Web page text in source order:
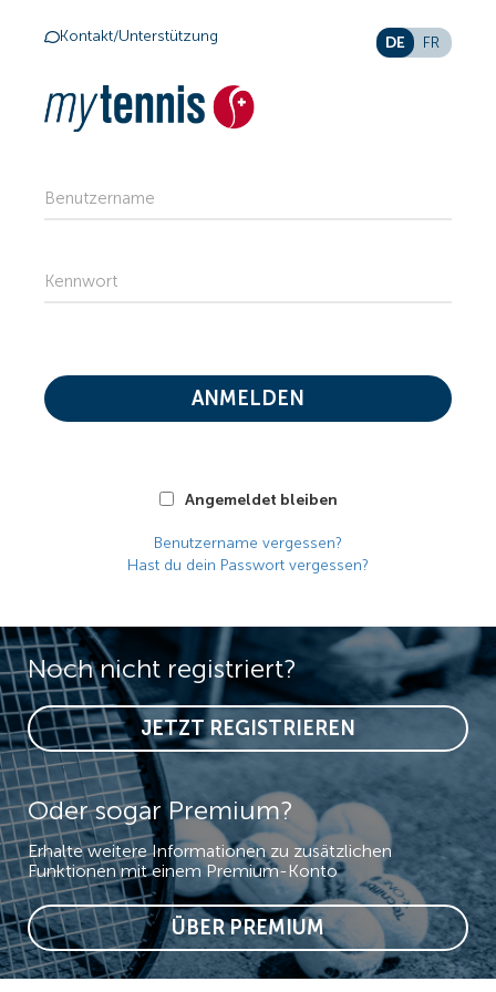
Noch nicht registriert?
JETZT REGISTRIEREN
Oder sogar Premium?
Erhalte weitere Informationen zu zusätzlichen
Funktionen mit einem Premium-Konto
ÜBER PREMIUM
Kontakt/Unterstützung DE FR
Benutzername
Kennwort
Angemeldet bleiben
ANMELDEN
Benutzername vergessen?
Hast du dein Passwort vergessen?